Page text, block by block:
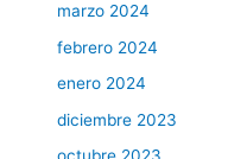
marzo 2024
febrero 2024
enero 2024
diciembre 2023